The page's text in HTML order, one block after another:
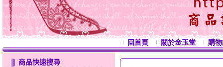
回首頁 關於金玉堂 購
商品快速搜尋